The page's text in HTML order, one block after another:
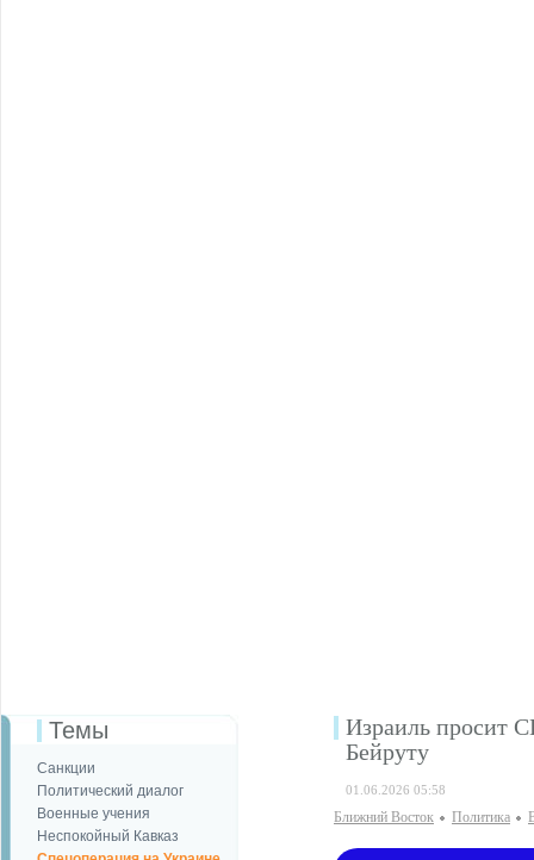
Темы
Санкции
Политический диалог
Военные учения
Неспокойный Кавказ
Израиль просит
Бейруту
01.06.2026 05:58
Ближний Восток Политика